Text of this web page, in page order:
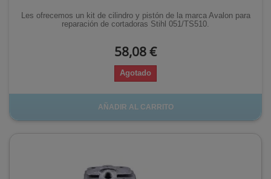
Les ofrecemos un kit de cilindro y pistón de la marca Avalon para
reparación de cortadoras Stihl 051/TS510.
58,08 €
Agotado
AÑADIR AL CARRITO